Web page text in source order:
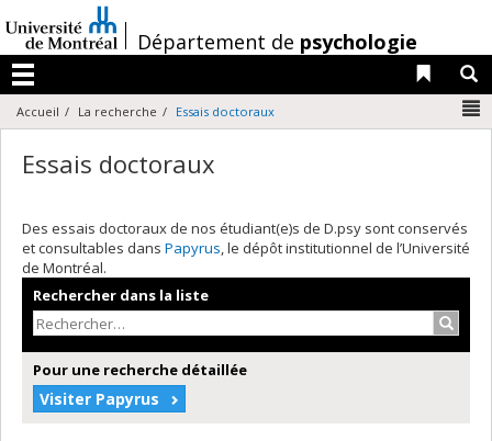
au
contenu
/Département de psychologie
Menu
Liens
Accueil La recherche Essais doctoraux
Essais doctoraux
Des essais doctoraux de nos étudiant(e)s de D.psy sont conservés
et consultables dans Papyrus, le dépôt institutionnel de l’Université
de Montréal.
Rechercher dans la liste
Pour une recherche détaillée
Visiter Papyrus